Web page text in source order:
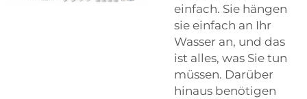
einfach. Sie hängen
sie einfach an Ihr
Wasser an, und das
ist alles, was Sie tun
müssen. Darüber
hinaus benötigen